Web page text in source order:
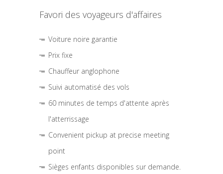
Favori des voyageurs d'affaires
Voiture noire garantie
Prix fixe
Chauffeur anglophone
Suivi automatisé des vols
60 minutes de temps d'attente après
l'atterrissage
Convenient pickup at precise meeting
point
Sièges enfants disponibles sur demande.